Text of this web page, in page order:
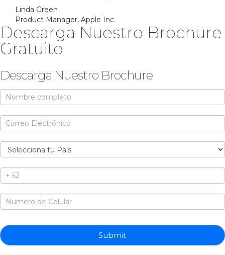
Linda Green
Product Manager, Apple Inc
Descarga Nuestro Brochure
Gratuito
Descarga Nuestro Brochure
Brochure
Submit